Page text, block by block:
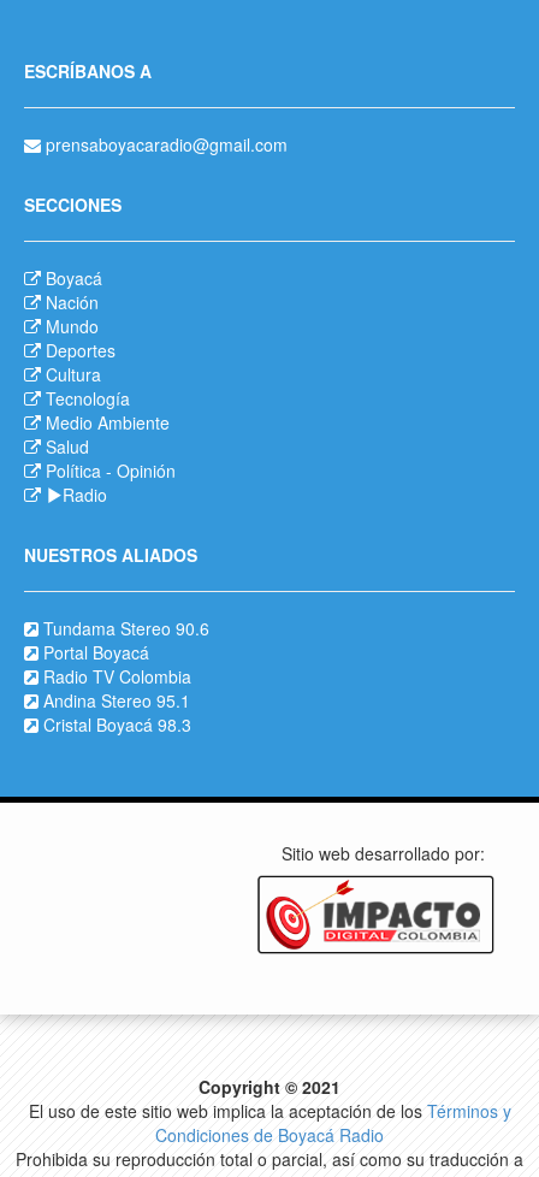
ESCRÍBANOS A
prensaboyacaradio@gmail.com
SECCIONES
Boyacá
Nación
Mundo
Deportes
Cultura
Tecnología
Medio Ambiente
Salud
Política - Opinión
Radio
NUESTROS ALIADOS
Tundama Stereo 90.6
Portal Boyacá
Radio TV Colombia
Andina Stereo 95.1
Cristal Boyacá 98.3
Sitio web desarrollado por:
Copyright © 2021
El uso de este sitio web implica la aceptación de los Términos y
Condiciones de Boyacá Radio
Prohibida su reproducción total o parcial, así como su traducción a